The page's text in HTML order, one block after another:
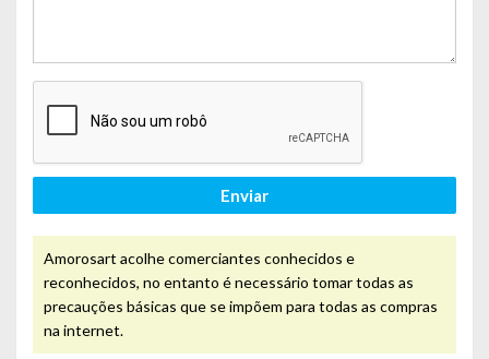
Enviar
Amorosart acolhe comerciantes conhecidos e
reconhecidos, no entanto é necessário tomar todas as
precauções básicas que se impõem para todas as compras
na internet.